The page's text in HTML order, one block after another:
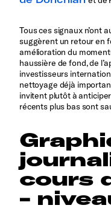
Tous ces signaux n’ont
suggèrent un retour en
amélioration du
haussière de fond, de
investisseurs
nettoyage déjà
invitent plutôt à
récents plus bas sont
cours
-